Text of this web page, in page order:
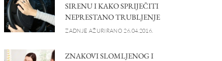
SIRENU I KAKO SPRIJEČITI
NEPRESTANO TRUBLJENJE
ZADNJE AŽURIRANO 26.04.2016.
ZNAKOVI SLOMLJENOG I